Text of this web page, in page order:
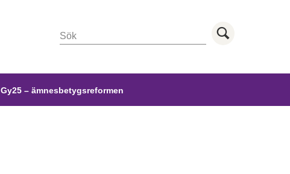
Sök
Gy25 – ämnesbetygsreformen